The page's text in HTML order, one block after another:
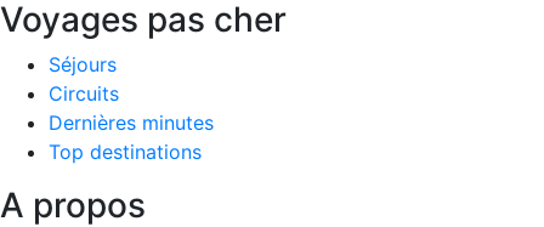
Voyages pas cher
Séjours
Circuits
Dernières minutes
Top destinations
A propos